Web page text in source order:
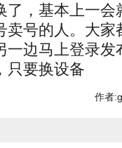
了，基本上一
卖号的人。大
一边马上登录
只要换设备
作者